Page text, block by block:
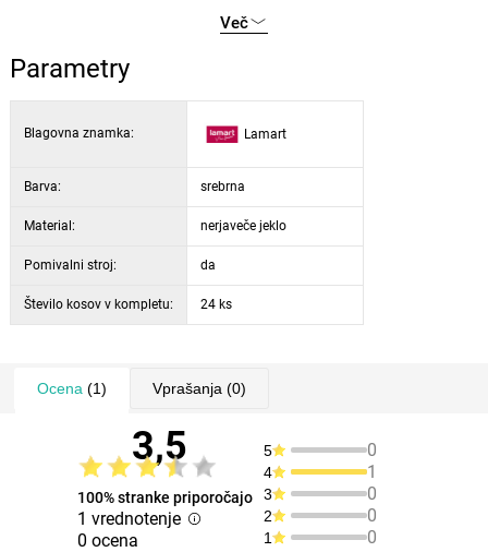
suhega. Na izdelek velja 3-letna garancija.
Več
Parametry
Blagovna znamka: Lamart
Barva: srebrna
Material: nerjaveče jeklo
Pomivalni stroj: da
Število kosov v kompletu: 24 ks
Ocena (1) Vprašanja (0)
3,5
100% stranke priporočajo
1 vrednotenje
0 ocena
5 0
4 1
3 0
2 0
1 0